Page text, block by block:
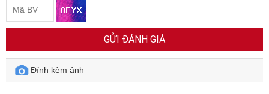
GỬI ĐÁNH GIÁ
Đính kèm ảnh